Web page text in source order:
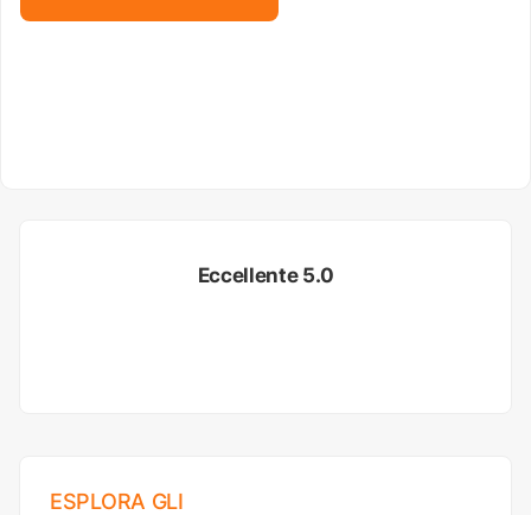
Eccellente 5.0
ESPLORA GLI